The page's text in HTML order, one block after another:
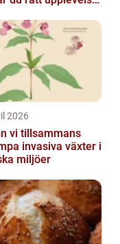
2026
vi tillsammans
invasiva växter i
miljöer